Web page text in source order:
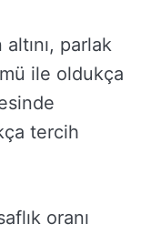
parlak
ile oldukça
tercih
oranı